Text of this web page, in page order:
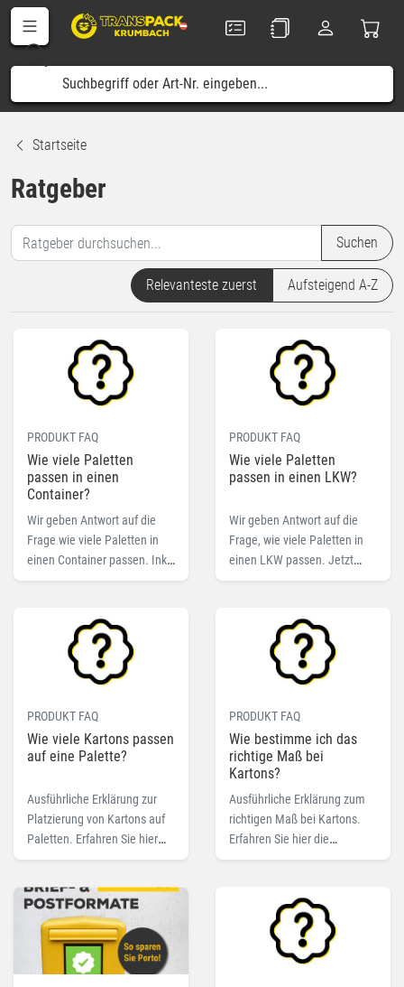
Startseite
Ratgeber
Suchen
Relevanteste zuerst Aufsteigend A-Z
PRODUKT FAQ
Wie viele Paletten
passen in einen
Container?
Wir geben Antwort auf die
Frage wie viele Paletten in
einen Container passen. Inkl.
Staupläne und Übersicht mit
und Paletten.
PRODUKT FAQ
Wie viele Paletten
passen in einen LKW?
Wir geben Antwort auf die
Frage, wie viele Paletten in
einen LKW passen. Jetzt
Antwort ansehen!
PRODUKT FAQ
Wie viele Kartons passen
auf eine Palette?
Ausführliche Erklärung zur
Platzierung von Kartons auf
Paletten. Erfahren Sie hier
mehr zur Anwendung einer
PRODUKT FAQ
Wie bestimme ich das
richtige Maß bei
Kartons?
Ausführliche Erklärung zum
richtigen Maß bei Kartons.
Erfahren Sie hier die
wichtigen Parameter zur
oder Außenmaßes.